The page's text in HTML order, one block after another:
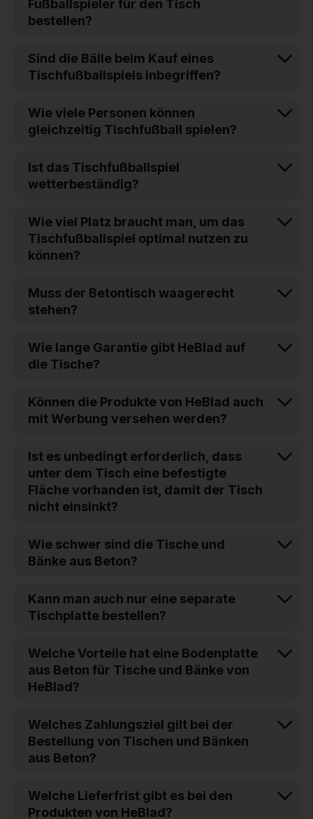
Fußballspieler für den Tisch
bestellen?
Sind die Bälle beim Kauf eines
Tischfußballspiels inbegriffen?
Wie viele Personen können
gleichzeitig Tischfußball spielen?
Ist das Tischfußballspiel
wetterbeständig?
Wie viel Platz braucht man, um das
Tischfußballspiel optimal nutzen zu
können?
Muss der Betontisch waagerecht
stehen?
Wie lange Garantie gibt HeBlad auf
die Tische?
Können die Produkte von HeBlad auch
mit Werbung versehen werden?
Ist es unbedingt erforderlich, dass
unter dem Tisch eine befestigte
Fläche vorhanden ist, damit der Tisch
nicht einsinkt?
Wie schwer sind die Tische und
Bänke aus Beton?
Kann man auch nur eine separate
Tischplatte bestellen?
Welche Vorteile hat eine Bodenplatte
aus Beton für Tische und Bänke von
HeBlad?
Welches Zahlungsziel gilt bei der
Bestellung von Tischen und Bänken
aus Beton?
Welche Lieferfrist gibt es bei den
Produkten von HeBlad?